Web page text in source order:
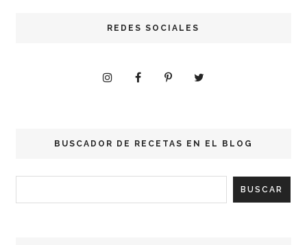
REDES SOCIALES
BUSCADOR DE RECETAS EN EL BLOG